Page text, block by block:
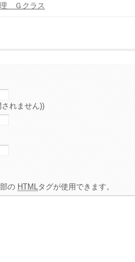
Ｇクラス
れません))
の HTML タグが使用できます。